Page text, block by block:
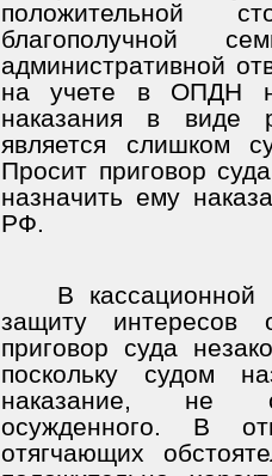
положительной
административной
на учете в ОПДН
наказания в виде
является слишком
Просит приговор
назначить ему
РФ.
В
защиту интересов
приговор суда
поскольку судом
наказание, не
осужденного. В
отягчающих